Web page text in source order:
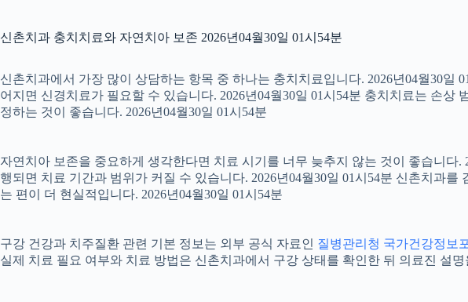
신촌치과 충치치료와 자연치아 보존 2026년04월30일 01시54분
신촌치과에서 가장 많이 상담하는 항목 중 하나는 충치치료입니다. 2026년04월30
어지면 신경치료가 필요할 수 있습니다. 2026년04월30일 01시54분 충치치료는 손
정하는 것이 좋습니다. 2026년04월30일 01시54분
자연치아 보존을 중요하게 생각한다면 치료 시기를 너무 늦추지 않는 것이 좋습니다
행되면 치료 기간과 범위가 커질 수 있습니다. 2026년04월30일 01시54분 신촌치과
는 편이 더 현실적입니다. 2026년04월30일 01시54분
구강 건강과 치주질환 관련 기본 정보는 외부 공식 자료인 질병관리청 국가건강정보
실제 치료 필요 여부와 치료 방법은 신촌치과에서 구강 상태를 확인한 뒤 의료진 설